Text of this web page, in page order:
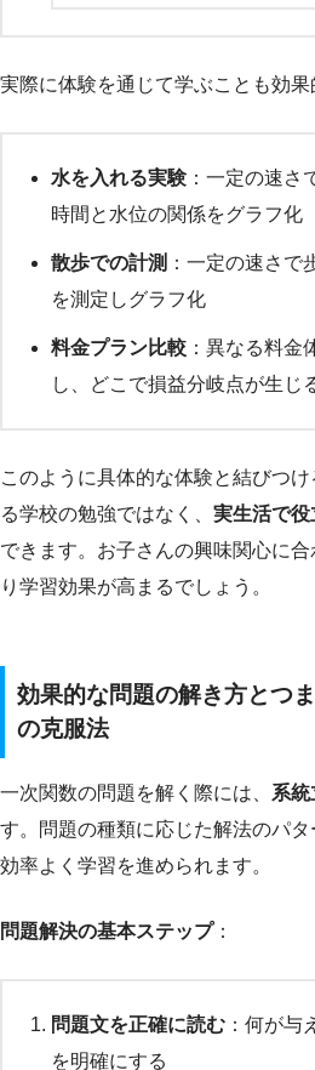
実際に体験を通じて学ぶことも効果
水を入れる実験 ：一定の速さ
時間と水位の関係をグラフ化
散歩での計測 ：一定の速さで
を測定しグラフ化
料金プラン比較 ：異なる料金
し、どこで損益分岐点が生じ
このように具体的な体験と結びつ
る学校の勉強ではなく、 実生活で役
できます。お子さんの興味関心に
り学習効果が高まるでしょう。
効果的な問題の解き方とつ
の克服法
一次関数の問題を解く際には、 系統
す。問題の種類に応じた解法のパタ
効率よく学習を進められます。
問題解決の基本ステップ：
問題文を正確に読む ：何が与
を明確にする